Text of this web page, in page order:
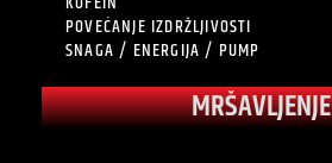
POVEĆANJE IZDRŽLJIVOSTI
SNAGA / ENERGIJA / PUMP
MRŠAVLJENJE